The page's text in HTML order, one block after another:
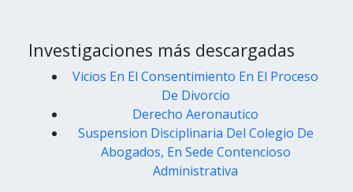
Investigaciones más descargadas
Vicios En El Consentimiento En El Proceso
De Divorcio
Derecho Aeronautico
Suspension Disciplinaria Del Colegio De
Abogados, En Sede Contencioso
Administrativa